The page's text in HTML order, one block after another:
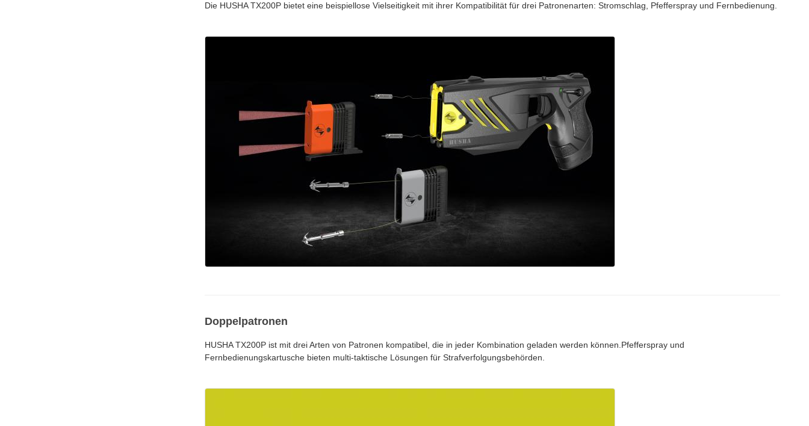
Die HUSHA TX200P bietet eine beispiellose Vielseitigkeit mit ihrer Kompatibilität für drei Patronenarten: Stromschlag, Pfefferspray und Fernbedienung.
Doppelpatronen
HUSHA TX200P ist mit drei Arten von Patronen kompatibel, die in jeder Kombination geladen werden können.Pfefferspray und
Fernbedienungskartusche bieten multi-taktische Lösungen für Strafverfolgungsbehörden.